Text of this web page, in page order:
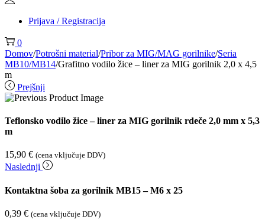
Prijava / Registracija
0
Domov/Potrošni material/Pribor za MIG/MAG gorilnike/Seria
MB10/MB14/Grafitno vodilo žice – liner za MIG gorilnik 2,0 x 4,5
m
Prejšnji
Teflonsko vodilo žice – liner za MIG gorilnik rdeče 2,0 mm x 5,3
m
15,90 € (cena vključuje DDV)
Naslednji
Kontaktna šoba za gorilnik MB15 – M6 x 25
0,39 € (cena vključuje DDV)